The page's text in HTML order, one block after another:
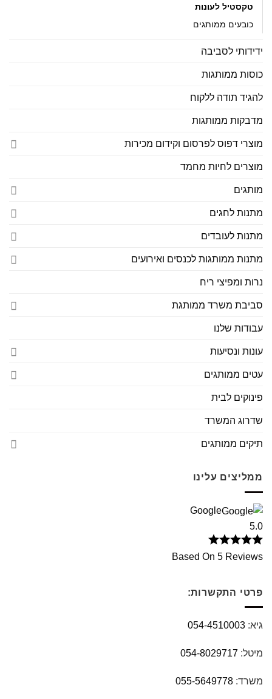
טקסטיל לעונות
כובעים ממותגים
ידידותי לסביבה
כוסות ממותגות
להגיד תודה ללקוח
מדבקות ממותגות
מוצרי דפוס לפרסום וקידום מכירות
מוצרים לחיות מחמד
מותגים
מתנות לחגים
מתנות לעובדים
מתנות ממותגות לכנסים ואירועים
נרות ומפיצי ריח
סביבת משרד ממותגת
עבודות שלנו
עונות ונסיעות
עטים ממותגים
פינוקים לבית
שדרוג המשרד
תיקים ממותגים
ממליצים עלינו
Google
5.0
Based On 5 Reviews
פרטי התקשרות:
גיא: 054-4510003
מיטל: 054-8029717
משרד: 055-5649778